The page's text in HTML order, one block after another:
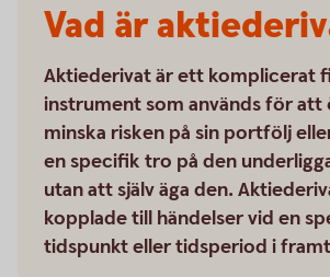
Vad är
Aktiederivat är ett komplicerat
instrument som används för att
minska risken på sin portfölj
en specifik tro på den
utan att själv äga den.
kopplade till händelser vid en
tidspunkt eller tidsperiod i